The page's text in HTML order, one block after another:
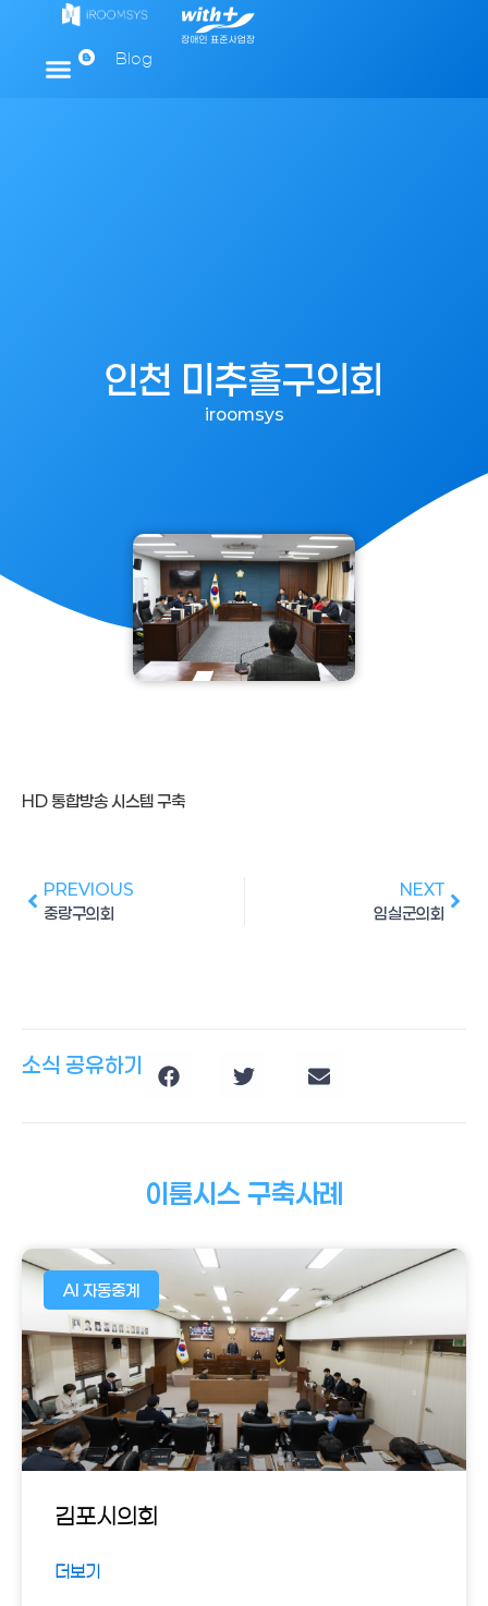
Blog
인천 미추홀구의회
iroomsys
HD 통합방송 시스템 구축
PREVIOUS
중랑구의회
NEXT
임실군의회
소식 공유하기
이룸시스 구축사례
AI 자동중계
김포시의회
더보기